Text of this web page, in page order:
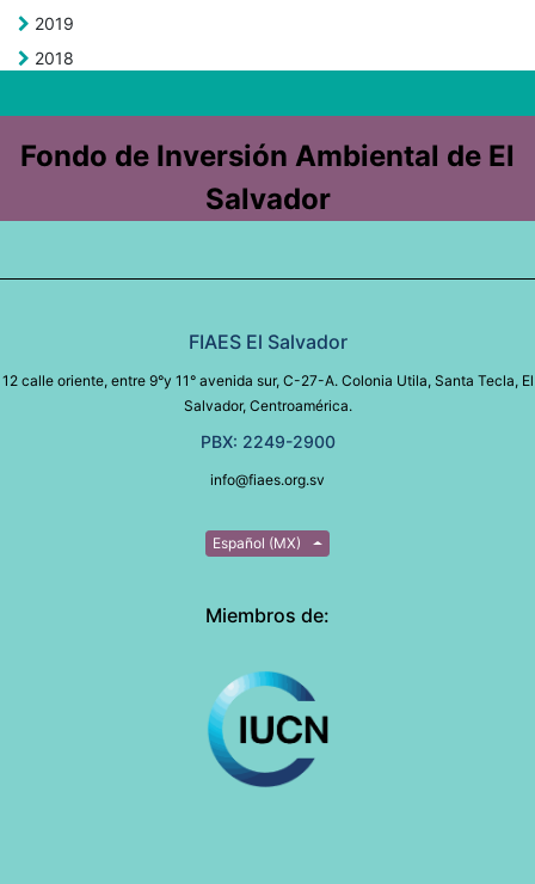
2019
2018
Fondo de Inversión Ambiental de El
Salvador
FIAES El Salvador
12 calle oriente, entre 9°y 11° avenida sur, C-27-A. Colonia Utila, Santa Tecla, El
Salvador, Centroamérica.
PBX: 2249-2900
info@fiaes.org.sv
Español (MX)
Miembros de: